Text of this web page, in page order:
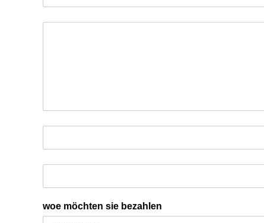
woe möchten sie bezahlen